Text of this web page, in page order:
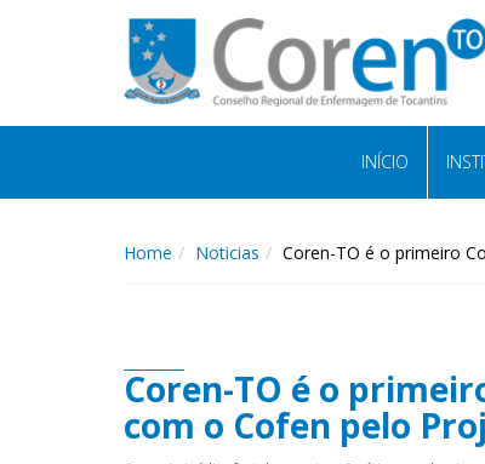
INÍCIO
Home Noticias Coren-TO é o primeiro
Coren-TO é o
com o Cofen pelo